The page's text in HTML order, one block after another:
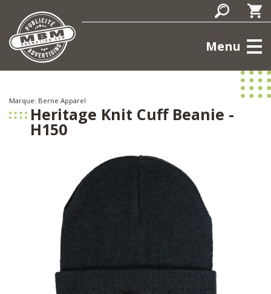
Menu
Marque: Berne Apparel
Heritage Knit Cuff Beanie -
H150